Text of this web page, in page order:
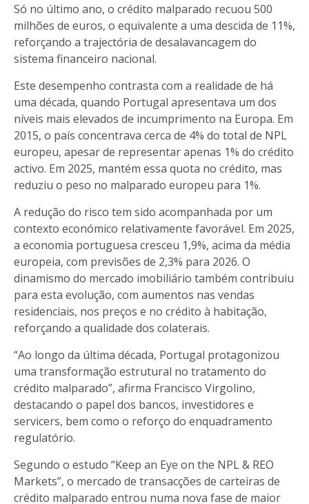
Só no último ano, o crédito malparado recuou 500
milhões de euros, o equivalente a uma descida de 11%,
reforçando a trajectória de desalavancagem do
sistema financeiro nacional.
Este desempenho contrasta com a realidade de há
uma década, quando Portugal apresentava um dos
níveis mais elevados de incumprimento na Europa. Em
2015, o país concentrava cerca de 4% do total de NPL
europeu, apesar de representar apenas 1% do crédito
activo. Em 2025, mantém essa quota no crédito, mas
reduziu o peso no malparado europeu para 1%.
A redução do risco tem sido acompanhada por um
contexto económico relativamente favorável. Em 2025,
a economia portuguesa cresceu 1,9%, acima da média
europeia, com previsões de 2,3% para 2026. O
dinamismo do mercado imobiliário também contribuiu
para esta evolução, com aumentos nas vendas
residenciais, nos preços e no crédito à habitação,
reforçando a qualidade dos colaterais.
“Ao longo da última década, Portugal protagonizou
uma transformação estrutural no tratamento do
crédito malparado”, afirma Francisco Virgolino,
destacando o papel dos bancos, investidores e
servicers, bem como o reforço do enquadramento
regulatório.
Segundo o estudo “Keep an Eye on the NPL & REO
Markets”, o mercado de transacções de carteiras de
crédito malparado entrou numa nova fase de maior